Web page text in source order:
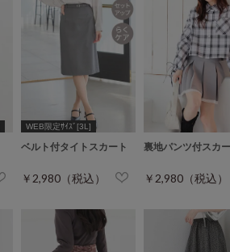
WEB限定ｻｲｽﾞ[3L]
ベルト付タイトスカート
￥2,980（税込）
裏地パンツ付スカ
￥2,980（税込）